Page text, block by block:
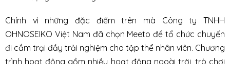
Chính vì những đặc điểm trên mà Công ty TNHH
OHNOSEIKO Việt Nam đã chọn Meeto để tổ chức chuyến
đi cắm trại đầy trải nghiệm cho tập thể nhân viên. Chương
trình hoạt động gồm nhiều hoạt động ngoài trời, trò chơi